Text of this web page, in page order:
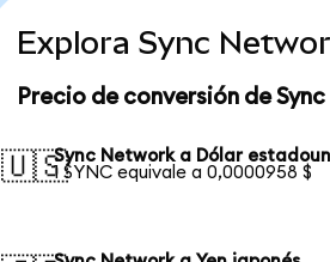
Explora Sync
Precio de conversión de
🇺🇸Sync Network a Dólar
1 SYNC equivale a 0,0000958 $